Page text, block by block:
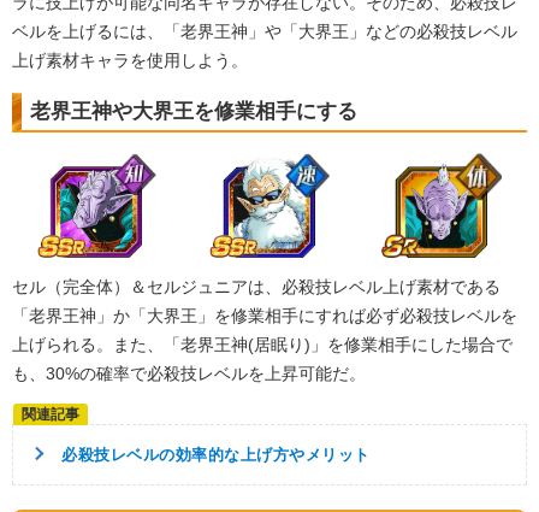
ベルを上げるには、「老界王神」や「大界王」などの必殺技レベル
上げ素材キャラを使用しよう。
老界王神や大界王を修業相手にする
セル（完全体）＆セルジュニアは、必殺技レベル上げ素材である
「老界王神」か「大界王」を修業相手にすれば必ず必殺技レベルを
上げられる。また、「老界王神(居眠り)」を修業相手にした場合で
も、30%の確率で必殺技レベルを上昇可能だ。
必殺技レベルの効率的な上げ方やメリット